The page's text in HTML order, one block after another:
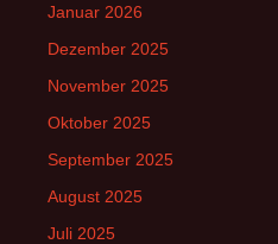
Januar 2026
Dezember 2025
November 2025
Oktober 2025
September 2025
August 2025
Juli 2025